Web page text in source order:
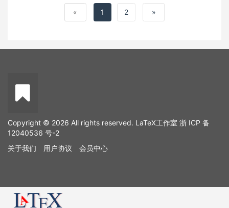
分，作者只要根据场合使用合适的
样式即可。本文罗列了 LaTeX 中
« 1 2 »
Copyright © 2026 All rights reserved. LaTeX工作室 浙 ICP 备
12040536 号-2
关于我们
用户协议 会员中心